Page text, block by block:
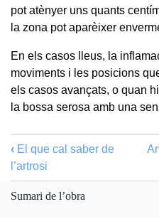
pot atènyer uns quants
la zona pot aparèixer
En els casos lleus, la
moviments i les posicions
els casos avançats, o quan
la bossa serosa amb una
‹ El que cal saber de
l’artrosi
Sumari de l’obra